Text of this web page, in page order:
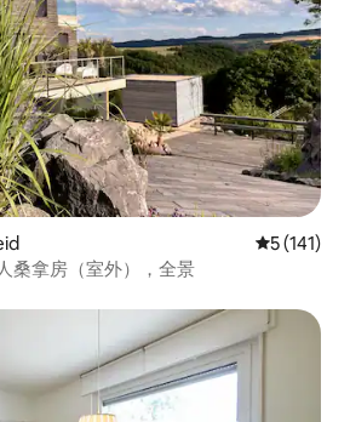
平均评分 5
5 (141)
桑拿房（室外），全景